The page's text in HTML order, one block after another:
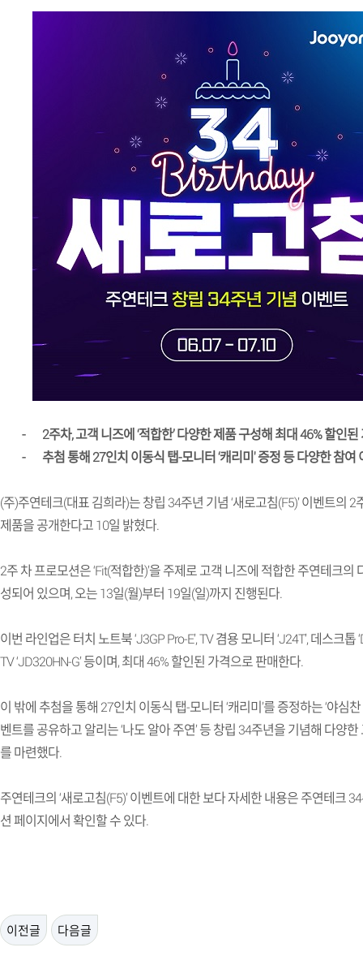
- 2주차,고객 니즈에 ‘적합한’다양한 제품 구성해 최대 46%할인된
-
추첨 통해 27인치 이동식 탭-모니터 ‘캐리미 '증정 등 다양한 참여
(주)주연테크(대표 김희라)는 창립 34주년 기념‘새로고침(F5)’이벤트의 2
제품을 공개한다고10일 밝혔다.
2주 차 프로모션은‘Fit(적합한)’을 주제로 고객 니즈에 적합한 주연테크의
성되어 있으며,오는13일(월)부터 19일(일)까지 진행된다.
이번 라인업은 터치 노트북‘J3GP Pro-E’, TV겸용 모니터‘J24T’,데스크톱
TV ‘JD320HN-G’등이며,최대46%할인된 가격으로 판매한다.
이 밖에 추첨을 통해 27인치 이동식 탭-모니터‘캐리미’를 증정하는‘야심
벤트를 공유하고 알리는‘나도 알아 주연’등 창립 34주년을 기념해 다양한
를 마련했다.
주연테크의‘새로고침(F5)’이벤트에 대한 보다 자세한 내용은 주연테크34
션 페이지에서 확인할 수 있다.
이전글 다음글